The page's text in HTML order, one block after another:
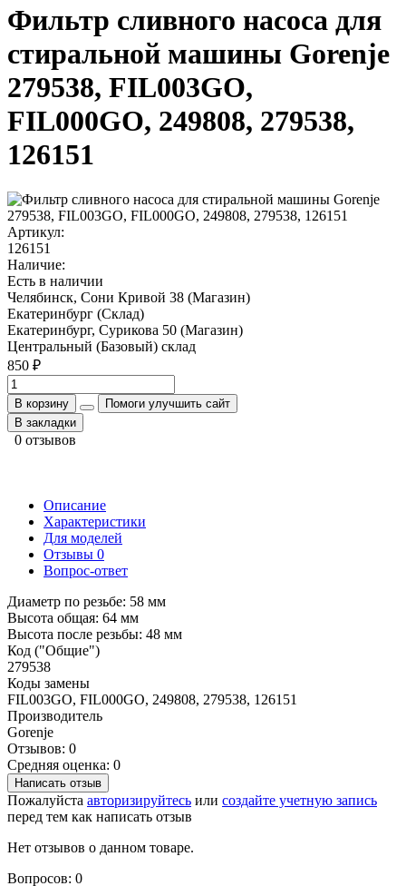
Фильтр сливного насоса для
стиральной машины Gorenje
279538, FIL003GO,
FIL000GO, 249808, 279538,
126151
Артикул:
126151
Наличие:
Есть в наличии
Челябинск, Сони Кривой 38 (Магазин)
Екатеринбург (Склад)
Екатеринбург, Сурикова 50 (Магазин)
Центральный (Базовый) склад
850 ₽
В корзину
Помоги улучшить сайт
В закладки
0 отзывов
Описание
Характеристики
Для моделей
Отзывы 0
Вопрос-ответ
Диаметр по резьбе: 58 мм
Высота общая: 64 мм
Высота после резьбы: 48 мм
Код ("Общие")
279538
Коды замены
FIL003GO, FIL000GO, 249808, 279538, 126151
Производитель
Gorenje
Отзывов: 0
Средняя оценка: 0
Написать отзыв
Пожалуйста авторизируйтесь или создайте учетную запись
перед тем как написать отзыв
Нет отзывов о данном товаре.
Вопросов: 0